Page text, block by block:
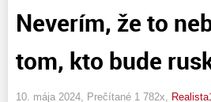
Neverím, že to
tom, kto bude
10. mája 2024, Prečítané 1 782x,